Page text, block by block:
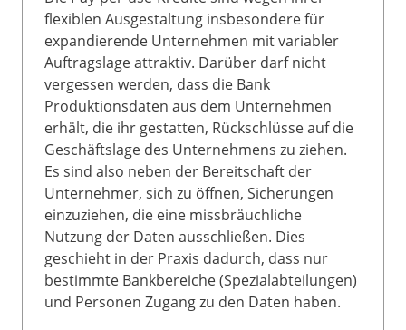
flexiblen Ausgestaltung insbesondere für
expandierende Unternehmen mit variabler
Auftragslage attraktiv. Darüber darf nicht
vergessen werden, dass die Bank
Produktionsdaten aus dem Unternehmen
erhält, die ihr gestatten, Rückschlüsse auf die
Geschäftslage des Unternehmens zu ziehen.
Es sind also neben der Bereitschaft der
Unternehmer, sich zu öffnen, Sicherungen
einzuziehen, die eine missbräuchliche
Nutzung der Daten ausschließen. Dies
geschieht in der Praxis dadurch, dass nur
bestimmte Bankbereiche (Spezialabteilungen)
und Personen Zugang zu den Daten haben.